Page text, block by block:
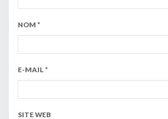
NOM *
E-MAIL *
SITE WEB